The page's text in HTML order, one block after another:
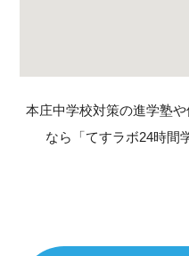
本庄中学校対策の進学塾
なら「てすラボ24時間